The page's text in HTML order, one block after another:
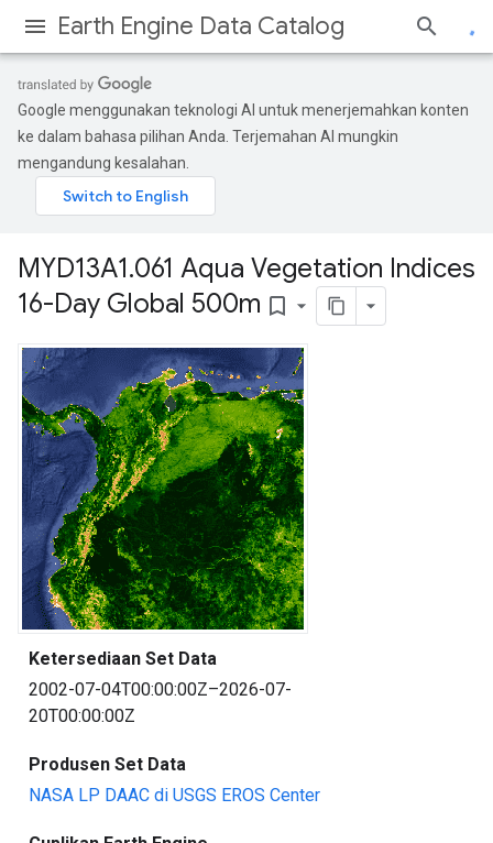
Earth Engine Data Catalog
Google menggunakan teknologi AI untuk menerjemahkan konten
ke dalam bahasa pilihan Anda. Terjemahan AI mungkin
mengandung kesalahan.
MYD13A1.061 Aqua Vegetation Indices
16-Day Global 500m bookmark_border
Ketersediaan Set Data
2002-07-04T00:00:00Z–2026-07-
20T00:00:00Z
Produsen Set Data
NASA LP DAAC di USGS EROS Center